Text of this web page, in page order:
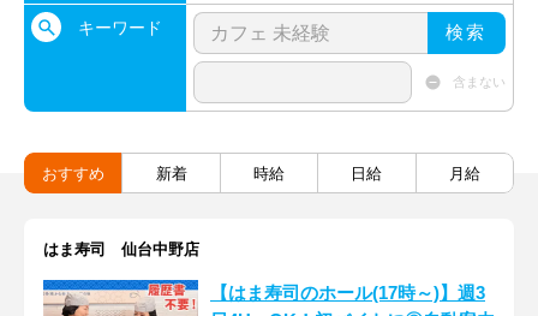
キーワード 検索
含まない
おすすめ 新着 時給 日給 月給
はま寿司 仙台中野店
【はま寿司のホール(17時～)】週3